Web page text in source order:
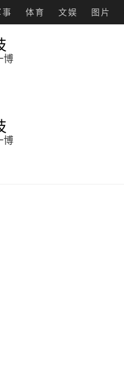
事 体育 文娱 图片
博
博